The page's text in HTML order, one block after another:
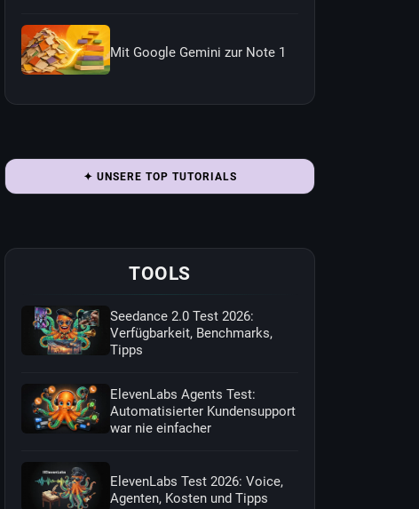
Mit Google Gemini zur Note 1
✦ UNSERE TOP TUTORIALS
TOOLS
Seedance 2.0 Test 2026:
Verfügbarkeit, Benchmarks,
Tipps
ElevenLabs Agents Test:
Automatisierter Kundensupport
war nie einfacher
ElevenLabs Test 2026: Voice,
Agenten, Kosten und Tipps